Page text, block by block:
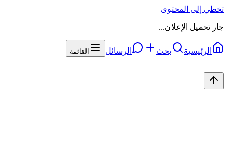
تخطي إلى المحتوى
جار تحميل الإعلان...
الرئيسية بحث الرسائل القائمة